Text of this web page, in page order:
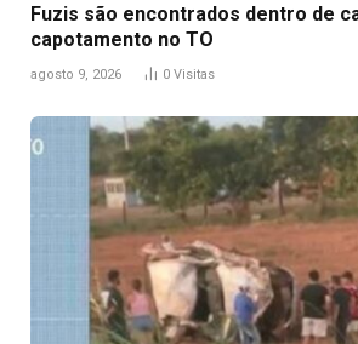
Fuzis são encontrados dentro de
capotamento no TO
agosto 9, 2026 0 Visitas